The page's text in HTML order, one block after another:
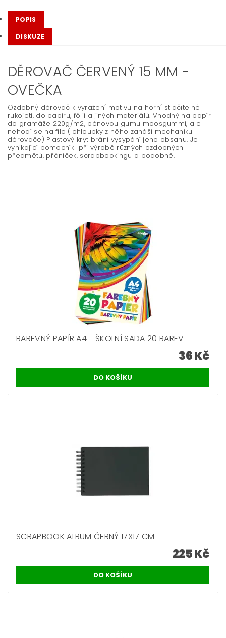
POPIS
DISKUZE
DĚROVAČ ČERVENÝ 15 MM -
OVEČKA
Ozdobný děrovač k vyražení motivu na horní stlačitelné
rukojeti, do papíru, fólií a jiných materiálů. Vhodný na papír
do gramáže 220g/m2, pěnovou gumu moosgummi, ale
nehodí se na filc ( chloupky z něho zanáší mechaniku
děrovače) Plastový kryt brání vysypání jeho obsahu. Je
vynikající pomocník při výrobě různých ozdobných
předmětů, přáníček, scrapbookingu a podobně.
BAREVNÝ PAPÍR A4 - ŠKOLNÍ SADA 20 BAREV
36 Kč
SCRAPBOOK ALBUM ČERNÝ 17X17 CM
225 Kč